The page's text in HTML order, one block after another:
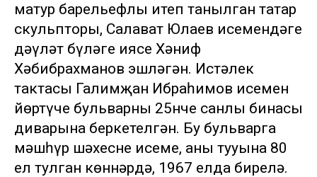
матур барельефлы итеп танылган татар
скульпторы, Салават Юлаев исемендәге
дәүләт бүләге иясе Хәниф
Хәбибрахманов эшләгән. Истәлек
тактасы Галимҗан Ибраһимов исемен
йөртүче бульварның 25нче санлы бинасы
диварына беркетелгән. Бу бульварга
мәшһүр шәхеснең исеме, аның тууына 80
ел тулган көннәрдә, 1967 елда бирелә.